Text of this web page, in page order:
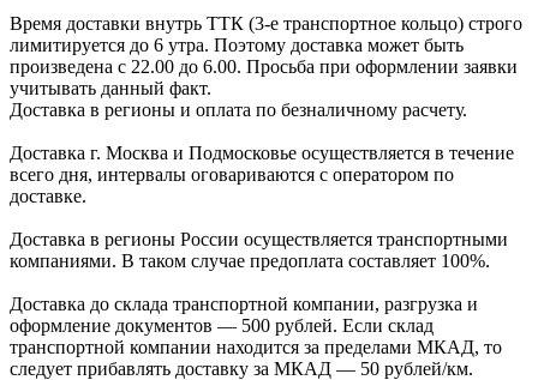
Время доставки внутрь ТТК (3-е транспортное кольцо) строго
лимитируется до 6 утра. Поэтому доставка может быть
произведена с 22.00 до 6.00. Просьба при оформлении заявки
учитывать данный факт.
Доставка в регионы и оплата по безналичному расчету.
Доставка г. Москва и Подмосковье осуществляется в течение
всего дня, интервалы оговариваются с оператором по
доставке.
Доcтавка в регионы России осуществляется транспортными
компаниями. В таком случае предоплата составляет 100%.
Доставка до склада транспортной компании, разгрузка и
оформление документов — 500 рублей. Если склад
транспортной компании находится за пределами МКАД, то
следует прибавлять доставку за МКАД — 50 рублей/км.